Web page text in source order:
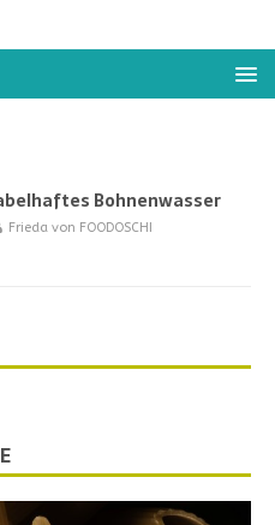
Bohnenwasser
Frieda von FOODOSCHI